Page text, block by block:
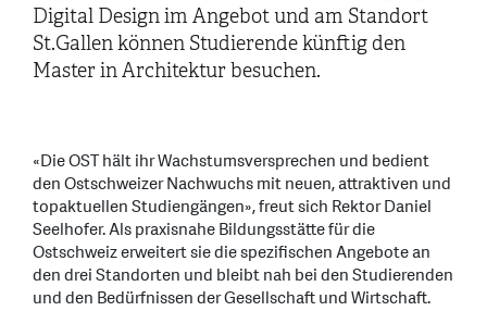
Digital Design im Angebot und am Standort
St.Gallen können Studierende künftig den
Master in Architektur besuchen.
«Die OST hält ihr Wachstumsversprechen und bedient
den Ostschweizer Nachwuchs mit neuen, attraktiven und
topaktuellen Studiengängen», freut sich Rektor Daniel
Seelhofer. Als praxisnahe Bildungsstätte für die
Ostschweiz erweitert sie die spezifischen Angebote an
den drei Standorten und bleibt nah bei den Studierenden
und den Bedürfnissen der Gesellschaft und Wirtschaft.